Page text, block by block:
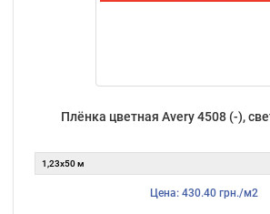
Плёнка цветная Avery 4508 (-),
Цена: 430.40 грн./м2